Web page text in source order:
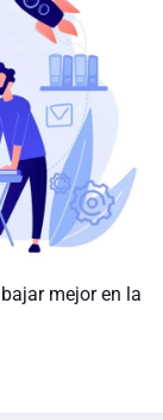
mejor en la